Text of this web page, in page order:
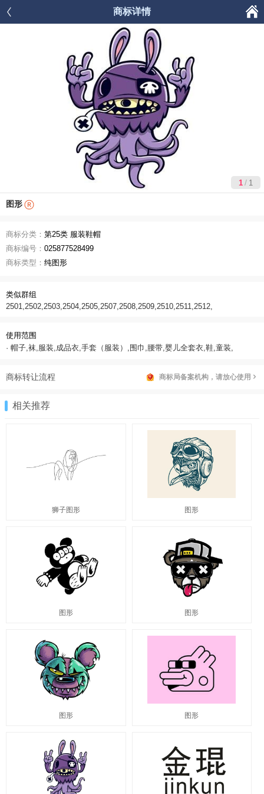
 商标详情
商品分类

购物车
1 / 1
图形
商标分类： 第25类 服装鞋帽
商标编号： 025877528499
商标类型： 纯图形
类似群组
2501,2502,2503,2504,2505,2507,2508,2509,2510,2511,2512,
使用范围
· 帽子,袜,服装,成品衣,手套（服装）,围巾,腰带,婴儿全套衣,鞋,童装,
商标转让流程 商标局备案机构，请放心使用
相关推荐
狮子图形 图形
图形 图形
图形 图形